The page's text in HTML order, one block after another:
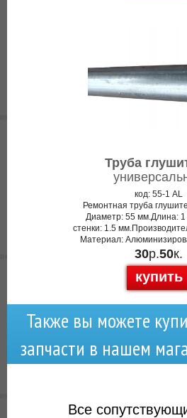
Труба
код: 55-1 AL
Ремонтная труба
Диаметр: 55 мм.Длина:
стенки: 1.5
Материал:
30р.50к.
купить
Также вы можете
запчасти в нашем
Все